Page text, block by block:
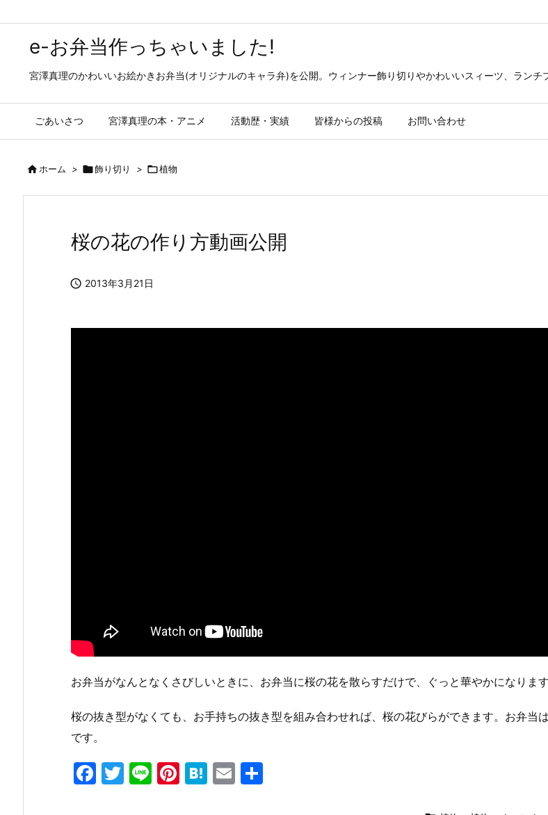
e-お弁当作っちゃいました!
宮澤真理のかわいいお絵かきお弁当(オリジナルのキャラ弁)を公開。ウィンナー飾り切りやかわいいスィーツ、ランチ
ごあいさつ 宮澤真理の本・アニメ 活動歴・実績 皆様からの投稿 お問い合わせ
ホーム > 飾り切り > 植物
桜の花の作り方動画公開
 2013年3月21日
お弁当がなんとなくさびしいときに、お弁当に桜の花を散らすだけで、ぐっと華やかになります
桜の抜き型がなくても、お手持ちの抜き型を組み合わせれば、桜の花びらができます。お弁当
です。
F
T
Li Pi H
E